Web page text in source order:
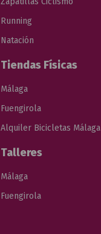
Running
Natación
Tiendas Físicas
Málaga
Fuengirola
Alquiler Bicicletas
Talleres
Málaga
Fuengirola